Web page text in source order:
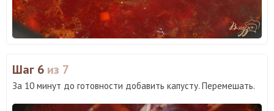
Шаг 6 из 7
За 10 минут до готовности добавить капусту. Перемешать.